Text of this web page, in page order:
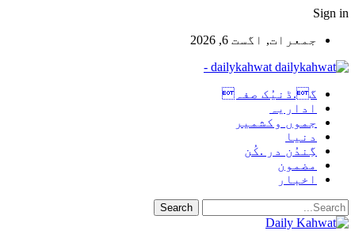
Sign in
جمعرات, اگست 6, 2026
dailykahwat -
گ.ڈنیُک صفہ
اداریہ
جموں وکشمیر
دنیا
گِندُن در .کُن
مضمون
اخبار